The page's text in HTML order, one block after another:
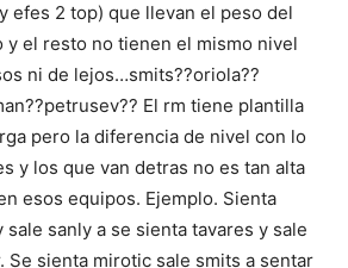
efes 2 top) que llevan el peso del
y el resto no tienen el mismo nivel
ni de lejos…smits??oriola??
El rm tiene plantilla
pero la diferencia de nivel con lo
y los que van detras no es tan alta
esos equipos. Ejemplo. Sienta
sale sanly a se sienta tavares y sale
Se sienta mirotic sale smits a sentar